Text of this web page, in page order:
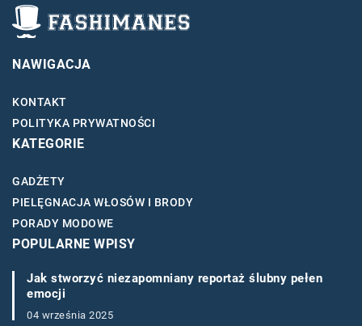
NAWIGACJA
KONTAKT
POLITYKA PRYWATNOŚCI
KATEGORIE
GADŻETY
PIELĘGNACJA WŁOSÓW I BRODY
PORADY MODOWE
POPULARNE WPISY
Jak stworzyć niezapomniany reportaż ślubny pełen
emocji
04 września 2025